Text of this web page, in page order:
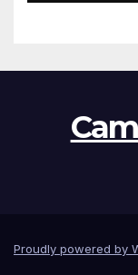
Proudly powered by